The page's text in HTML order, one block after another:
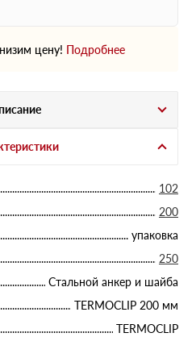
цену! Подробнее
102
200
упаковка
250
Стальной анкер и шайба
TERMOCLIP 200 мм
TERMOCLIP